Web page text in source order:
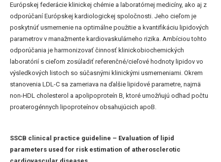
Európskej federácie klinickej chémie a laboratórnej medicíny, ako aj z
odporúčaní Európskej kardiologickej spoločnosti. Jeho cieľom je
poskytnúť usmernenie na optimálne použitie a kvantifikáciu lipidových
parametrov v manažmente kardiovaskulárneho rizika. Ambíciou tohto
odporúčania je harmonizovať činnosť klinickobiochemických
laboratórií s cieľom zosúladiť referenčné/cieľové hodnoty lipidov vo
výsledkových listoch so súčasnými klinickými usmerneniami. Okrem
stanovenia LDL-C sa zameriava na ďalšie lipidové parametre, najmä
non-HDL cholesterol a apolipoproteín B, ktoré umožňujú odhad počtu
proaterogénnych lipoproteínov obsahujúcich apoB.
SSCB clinical practice guideline – Evaluation of lipid
parameters used for risk estimation of atherosclerotic